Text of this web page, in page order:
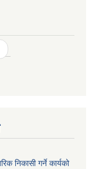
निकासी गर्ने कार्यको